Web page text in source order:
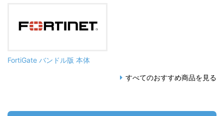
FortiGate バンドル版 本体
すべてのおすすめ商品を見る